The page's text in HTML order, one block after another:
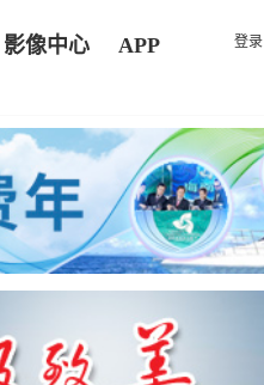
登录
影像中心 APP